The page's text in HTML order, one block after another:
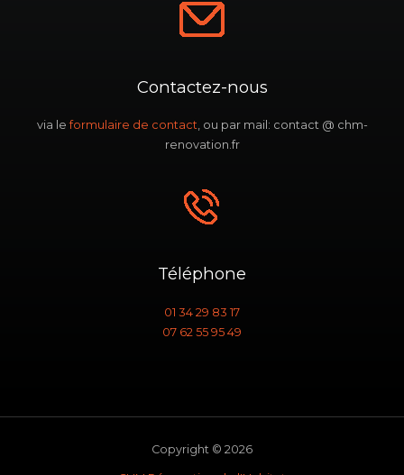
Contactez-nous
via leformulaire de contact, ou par mail: contact @ chm-
renovation.fr
Téléphone
01 34 29 83 17
07 62 55 95 49
Copyright © 2026